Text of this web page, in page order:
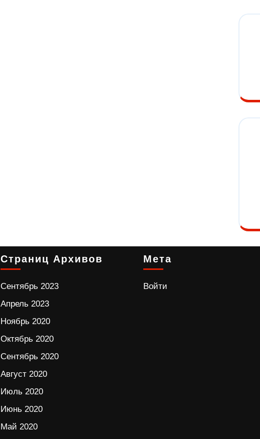
Страниц Архивов
Сентябрь 2023
Апрель 2023
Ноябрь 2020
Октябрь 2020
Сентябрь 2020
Август 2020
Июль 2020
Июнь 2020
Май 2020
Мета
Войти